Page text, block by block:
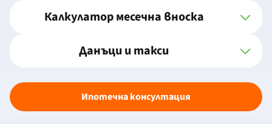
Калкулатор месечна вноска
Данъци и такси
Ипотечна консултация